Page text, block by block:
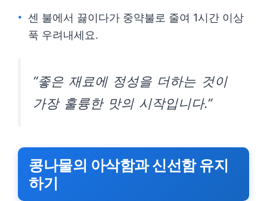
센 불에서 끓이다가 중약불로 줄여 1시간 이상
푹 우려내세요.
“좋은 재료에 정성을 더하는 것이
가장 훌륭한 맛의 시작입니다.”
콩나물의 아삭함과 신선함 유지
하기